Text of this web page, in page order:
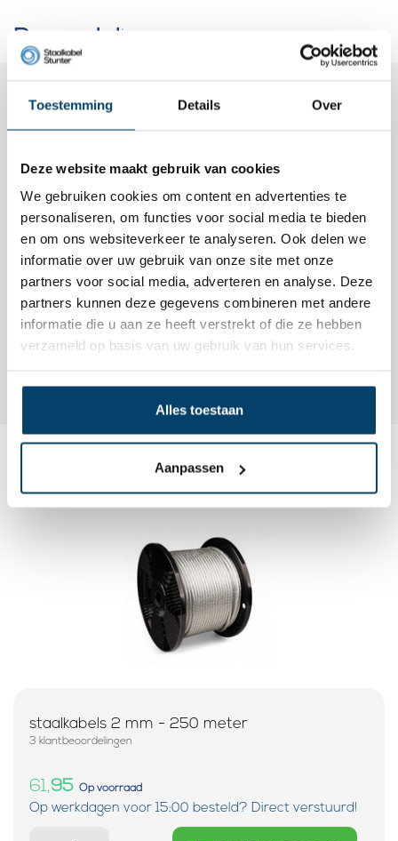
Toestemming Details Over
Deze website maakt gebruik van cookies
We gebruiken cookies om content en advertenties te
personaliseren, om functies voor social media te bieden
en om ons websiteverkeer te analyseren. Ook delen we
informatie over uw gebruik van onze site met onze
partners voor social media, adverteren en analyse. Deze
partners kunnen deze gegevens combineren met andere
informatie die u aan ze heeft verstrekt of die ze hebben
verzameld op basis van uw gebruik van hun services.
Alles toestaan
Aanpassen
Beoordelingen
Peter N.
25, Jun, 2015
Peter N.
Goede kwaliteit, goede prijs.
Reinier V.
02, Oct, 2014
Dit wordt ‘m
staalkabels 2 mm - 250 meter
3 klantbeoordelingen
61,95 Op voorraad
Op werkdagen voor 15:00 besteld? Direct verstuurd!